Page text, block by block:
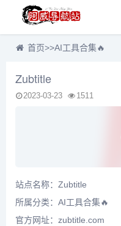
首页>>AI工具合集🔥
Zubtitle
2023-03-23 1511
站点名称：Zubtitle
所属分类： AI工具合集🔥
官方网址：zubtitle.com